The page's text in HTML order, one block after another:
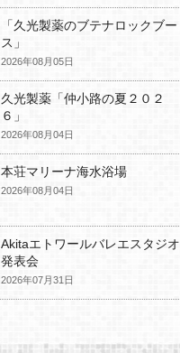
「久光製薬のブテナロックブー
ス」
2026年08月05日
久光製薬「仲小路の夏２０２
６」
2026年08月04日
本荘マリーナ海水浴場
2026年08月04日
Akitaエトワールバレエスタジオ
発表会
2026年07月31日